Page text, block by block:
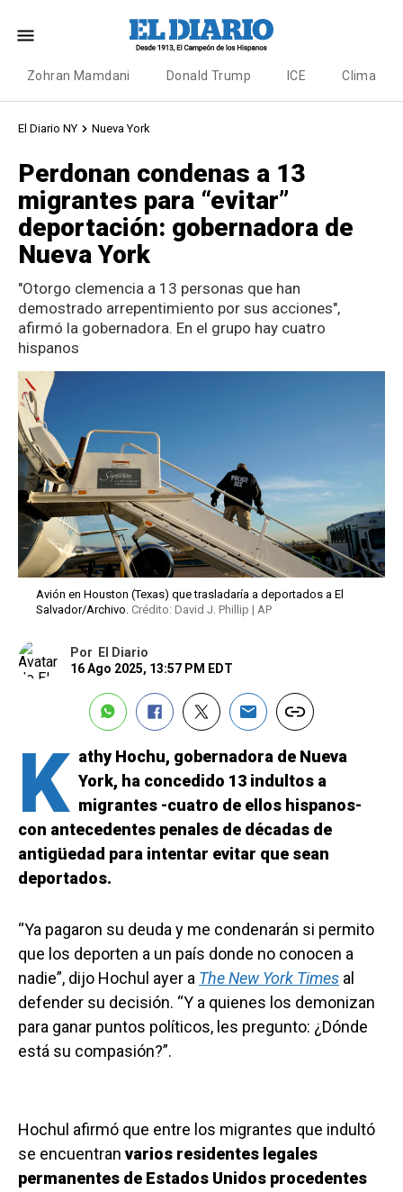
Zohran Mamdani Donald Trump ICE Clima
El Diario NY Nueva York
Perdonan condenas a 13
migrantes para “evitar”
deportación: gobernadora de
Nueva York
"Otorgo clemencia a 13 personas que han
demostrado arrepentimiento por sus acciones",
afirmó la gobernadora. En el grupo hay cuatro
hispanos
Avión en Houston (Texas) que trasladaría a deportados a El
Salvador/Archivo. Crédito: David J. Phillip | AP
Por
El Diario
16 Ago 2025, 13:57 PM EDT
K athy Hochu, gobernadora de Nueva
York, ha concedido 13 indultos a
migrantes -cuatro de ellos hispanos-
con antecedentes penales de décadas de
antigüedad para intentar evitar que sean
deportados.
“Ya pagaron su deuda y me condenarán si permito
que los deporten a un país donde no conocen a
nadie”, dijo Hochul ayer a The New York Times al
defender su decisión. “Y a quienes los demonizan
para ganar puntos políticos, les pregunto: ¿Dónde
está su compasión?”.
Hochul afirmó que entre los migrantes que indultó
se encuentran varios residentes legales
permanentes de Estados Unidos procedentes